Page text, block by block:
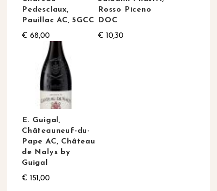
Pedesclaux,
Pauillac AC, 5GCC
€ 68,00
Rosso Piceno
DOC
€ 10,30
E. Guigal,
Châteauneuf-du-
Pape AC, Château
de Nalys by
Guigal
€ 151,00